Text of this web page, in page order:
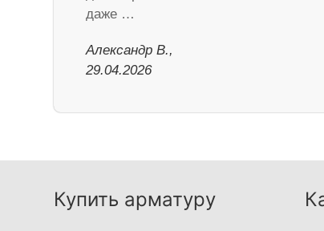
даже …
Александр В.,
29.04.2026
Купить арматуру